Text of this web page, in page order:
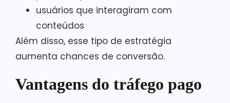
usuários que interagiram com
conteúdos
Além disso, esse tipo de estratégia
aumenta chances de conversão.
Vantagens do tráfego pago